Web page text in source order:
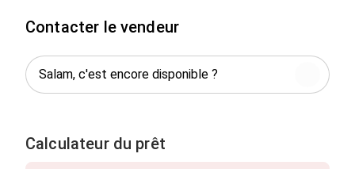
Contacter le vendeur
Calculateur du prêt